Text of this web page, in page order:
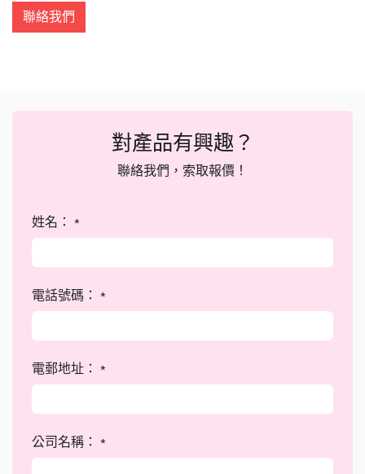
聯絡我們
對產品有興趣？
聯絡我們，索取報價！
姓名： *
電話號碼： *
電郵地址： *
公司名稱： *